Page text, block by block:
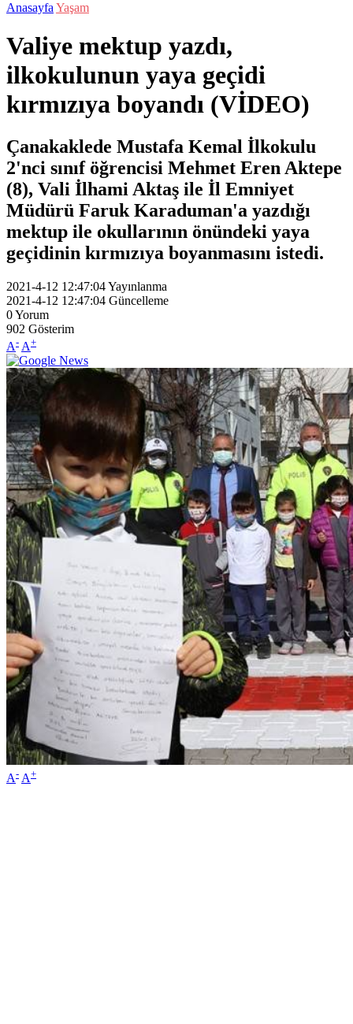
Anasayfa Yaşam
Valiye mektup yazdı,
ilkokulunun yaya geçidi
kırmızıya boyandı (VİDEO)
Çanakaklede Mustafa Kemal İlkokulu
2'nci sınıf öğrencisi Mehmet Eren Aktepe
(8), Vali İlhami Aktaş ile İl Emniyet
Müdürü Faruk Karaduman'a yazdığı
mektup ile okullarının önündeki yaya
geçidinin kırmızıya boyanmasını istedi.
2021-4-12 12:47:04Yayınlanma
2021-4-12 12:47:04 Güncelleme
0Yorum
902 Gösterim
A- A+
A- A+